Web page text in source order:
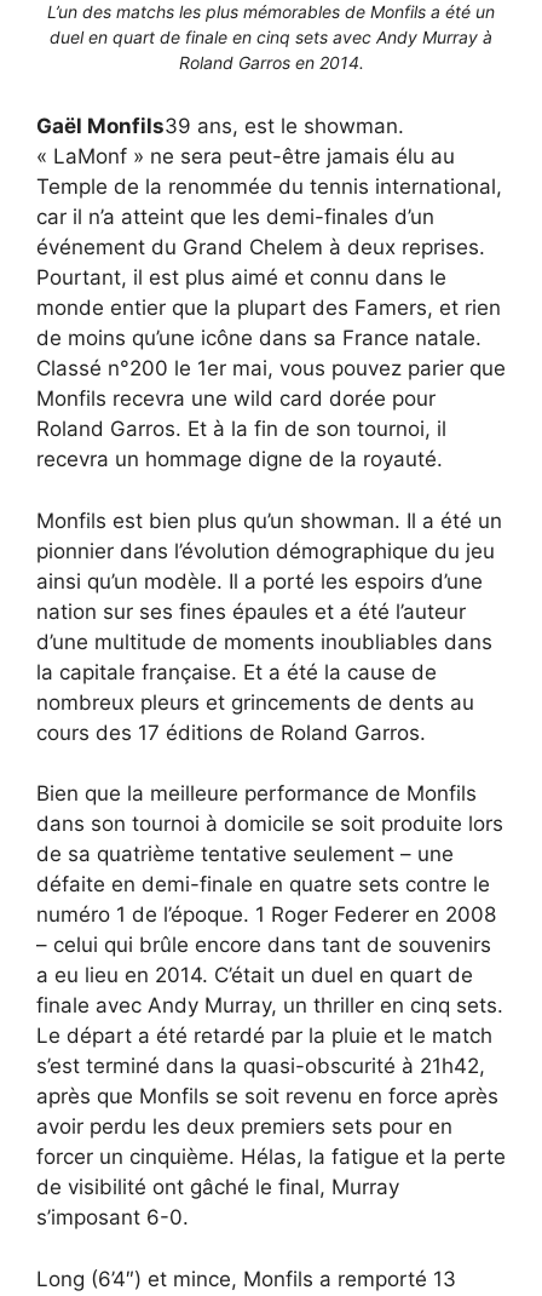
L’un des matchs les plus mémorables de Monfils a été un
duel en quart de finale en cinq sets avec Andy Murray à
Roland Garros en 2014.
Gaël Monfils39 ans, est le showman.
« LaMonf » ne sera peut-être jamais élu au
Temple de la renommée du tennis international,
car il n’a atteint que les demi-finales d’un
événement du Grand Chelem à deux reprises.
Pourtant, il est plus aimé et connu dans le
monde entier que la plupart des Famers, et rien
de moins qu’une icône dans sa France natale.
Classé n°200 le 1er mai, vous pouvez parier que
Monfils recevra une wild card dorée pour
Roland Garros. Et à la fin de son tournoi, il
recevra un hommage digne de la royauté.
Monfils est bien plus qu’un showman. Il a été un
pionnier dans l’évolution démographique du jeu
ainsi qu’un modèle. Il a porté les espoirs d’une
nation sur ses fines épaules et a été l’auteur
d’une multitude de moments inoubliables dans
la capitale française. Et a été la cause de
nombreux pleurs et grincements de dents au
cours des 17 éditions de Roland Garros.
Bien que la meilleure performance de Monfils
dans son tournoi à domicile se soit produite lors
de sa quatrième tentative seulement – ​​une
défaite en demi-finale en quatre sets contre le
numéro 1 de l’époque. 1 Roger Federer en 2008
– celui qui brûle encore dans tant de souvenirs
a eu lieu en 2014. C’était un duel en quart de
finale avec Andy Murray, un thriller en cinq sets.
Le départ a été retardé par la pluie et le match
s’est terminé dans la quasi-obscurité à 21h42,
après que Monfils se soit revenu en force après
avoir perdu les deux premiers sets pour en
forcer un cinquième. Hélas, la fatigue et la perte
de visibilité ont gâché le final, Murray
s’imposant 6-0.
Long (6’4″) et mince, Monfils a remporté 13